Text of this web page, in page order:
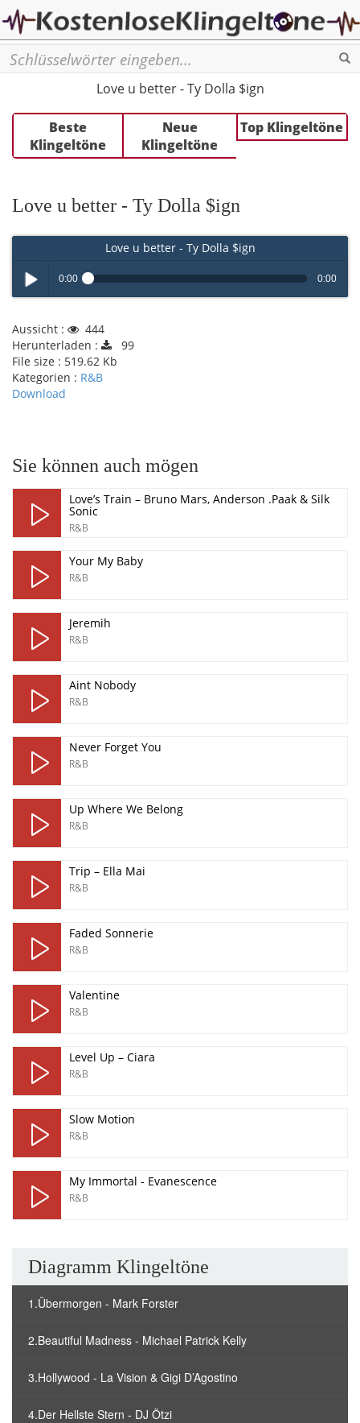
Love u better - Ty Dolla $ign
Beste
Klingeltöne
Neue
Klingeltöne
Top Klingeltöne
Love u better - Ty Dolla $ign
Love u better - Ty Dolla $ign
Play /
0:00 0:00
Aussicht :
444
Herunterladen :
99
File size : 519.62 Kb
Kategorien : R&B
Download
Sie können auch mögen
Love’s Train – Bruno Mars, Anderson .Paak & Silk
Sonic
R&B
Your My Baby
R&B
Jeremih
R&B
Aint Nobody
R&B
Never Forget You
R&B
Up Where We Belong
R&B
Trip – Ella Mai
R&B
Faded Sonnerie
R&B
Valentine
R&B
Level Up – Ciara
R&B
Slow Motion
R&B
My Immortal - Evanescence
R&B
Diagramm Klingeltöne
1.Übermorgen - Mark Forster
2.Beautiful Madness - Michael Patrick Kelly
3.Hollywood - La Vision & Gigi D’Agostino
4.Der Hellste Stern - DJ Ötzi